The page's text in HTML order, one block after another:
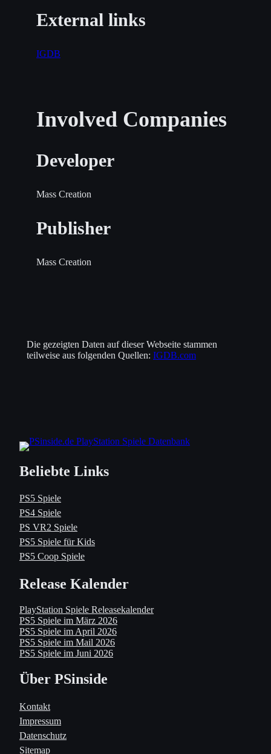
External links
IGDB
Involved Companies
Developer
Mass Creation
Publisher
Mass Creation
Die gezeigten Daten auf dieser Webseite stammen
teilweise aus folgenden Quellen: IGDB.com
Beliebte Links
PS5 Spiele
PS4 Spiele
PS VR2 Spiele
PS5 Spiele für Kids
PS5 Coop Spiele
Release Kalender
PlayStation Spiele Releasekalender
PS5 Spiele im März 2026
PS5 Spiele im April 2026
PS5 Spiele im Mail 2026
PS5 Spiele im Juni 2026
Über PSinside
Kontakt
Impressum
Datenschutz
Sitemap